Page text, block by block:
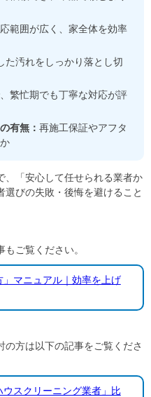
範囲が広く、家全体を効率
た汚れをしっかり落とし切
繁忙期でも丁寧な対応が評
有無： 再施工保証やアフタ
、「安心して任せられる業者か
選びの失敗・後悔を避けること
ご覧ください。
」マニュアル｜効率を上げ
方は以下の記事をご覧くださ
ウスクリーニング業者」比